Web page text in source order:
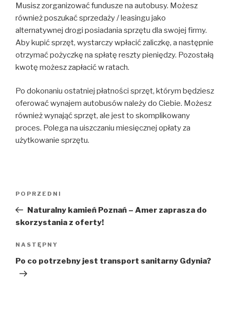
Musisz zorganizować fundusze na autobusy. Możesz
również poszukać sprzedaży / leasingu jako
alternatywnej drogi posiadania sprzętu dla swojej firmy.
Aby kupić sprzęt, wystarczy wpłacić zaliczkę, a następnie
otrzymać pożyczkę na spłatę reszty pieniędzy. Pozostałą
kwotę możesz zapłacić w ratach.
Po dokonaniu ostatniej płatności sprzęt, którym będziesz
oferować wynajem autobusów należy do Ciebie. Możesz
również wynająć sprzęt, ale jest to skomplikowany
proces. Polega na uiszczaniu miesięcznej opłaty za
użytkowanie sprzętu.
Poprzedni
wpis
POPRZEDNI
Naturalny kamień Poznań – Amer zaprasza do
skorzystania z oferty!
Następny
wpis
NASTĘPNY
Po co potrzebny jest transport sanitarny Gdynia?